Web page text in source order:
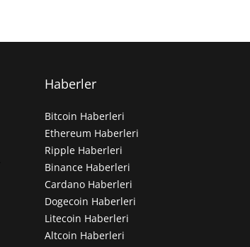
Haberler
Bitcoin Haberleri
Ethereum Haberleri
Ripple Haberleri
Binance Haberleri
Cardano Haberleri
Dogecoin Haberleri
Litecoin Haberleri
Altcoin Haberleri